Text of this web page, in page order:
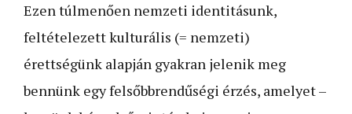
Ezen túlmenően nemzeti identitásunk,
feltételezett kulturális (= nemzeti)
érettségünk alapján gyakran jelenik meg
bennünk egy felsőbbrendűségi érzés, amelyet –